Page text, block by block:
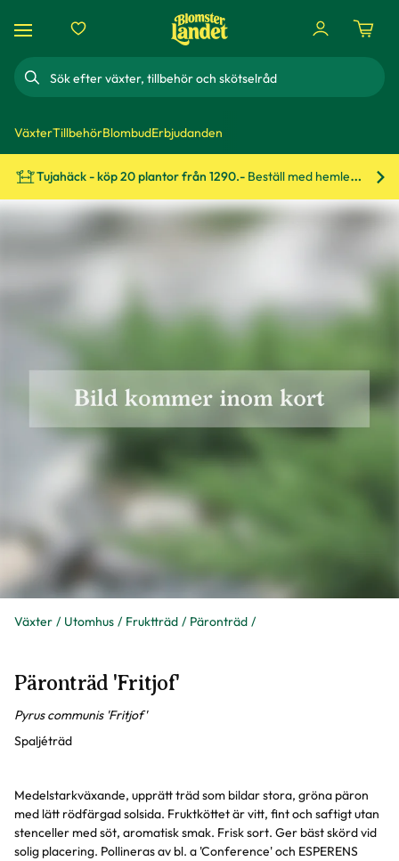
Sök
VäxterTillbehörBlombudErbjudanden
Tujahäck - köp 20 plantor från 1290.- Beställ med hemleverans!
Växter Utomhus Fruktträd Päronträd
Päronträd 'Fritjof'
Pyrus communis 'Fritjof'
Spaljéträd
Medelstarkväxande, upprätt träd som bildar stora, gröna päron
med lätt rödfärgad solsida. Fruktköttet är vitt, fint och saftigt utan
stenceller med söt, aromatisk smak. Frisk sort. Ger bäst skörd vid
solig placering. Pollineras av bl. a 'Conference' och ESPERENS